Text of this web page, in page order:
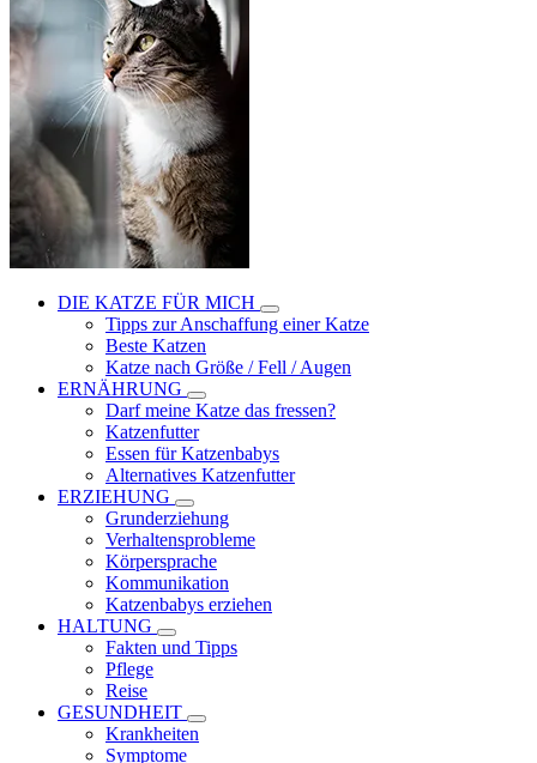
DIE KATZE FÜR MICH
Tipps zur Anschaffung einer Katze
Beste Katzen
Katze nach Größe / Fell / Augen
ERNÄHRUNG
Darf meine Katze das fressen?
Katzenfutter
Essen für Katzenbabys
Alternatives Katzenfutter
ERZIEHUNG
Grunderziehung
Verhaltensprobleme
Körpersprache
Kommunikation
Katzenbabys erziehen
HALTUNG
Fakten und Tipps
Pflege
Reise
GESUNDHEIT
Krankheiten
Symptome